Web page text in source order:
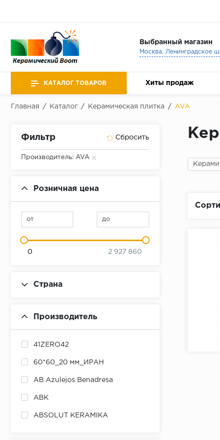
Выбранный магазин
КАТАЛОГ ТОВАРОВ Хиты продаж
Главная / Каталог / Керамическая плитка / AVA
Фильтр
Производитель: AVA
Розничная цена
от до
0 2 927 860
Страна
Производитель
41ZERO42
60*60_20 мм_ИРАН
AB Azulejos Benadresa
ABK
ABSOLUT KERAMIKA